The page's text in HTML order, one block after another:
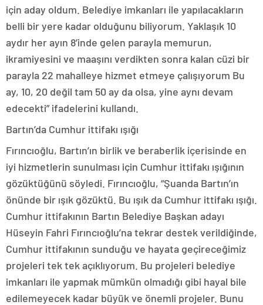
için aday oldum. Belediye imkanları ile yapılacakların
belli bir yere kadar olduğunu biliyorum. Yaklaşık 10
aydır her ayın 8’inde gelen parayla memurun,
ikramiyesini ve maaşını verdikten sonra kalan cüzi bir
parayla 22 mahalleye hizmet etmeye çalışıyorum Bu
ay, 10, 20 değil tam 50 ay da olsa, yine aynı devam
edecekti” ifadelerini kullandı.
Bartın’da Cumhur ittifakı ışığı
Fırıncıoğlu, Bartın’ın birlik ve beraberlik içerisinde en
iyi hizmetlerin sunulması için Cumhur ittifakı ışığının
gözüktüğünü söyledi. Fırıncıoğlu, “Şuanda Bartın’ın
önünde bir ışık gözüktü. Bu ışık da Cumhur ittifakı ışığı.
Cumhur ittifakının Bartın Belediye Başkan adayı
Hüseyin Fahri Fırıncıoğlu’na tekrar destek verildiğinde,
Cumhur ittifakının sunduğu ve hayata geçireceğimiz
projeleri tek tek açıklıyorum. Bu projeleri belediye
imkanları ile yapmak mümkün olmadığı gibi hayal bile
edilemeyecek kadar büyük ve önemli projeler. Bunu